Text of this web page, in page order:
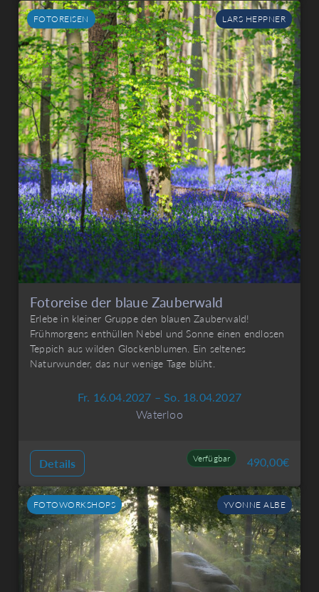
FOTOREISEN LARS HEPPNER
Fotoreise der blaue Zauberwald
Erlebe in kleiner Gruppe den blauen Zauberwald!
Frühmorgens enthüllen Nebel und Sonne einen endlosen
Teppich aus wilden Glockenblumen. Ein seltenes
Naturwunder, das nur wenige Tage blüht.
Fr. 16.04.2027 – So. 18.04.2027
Waterloo
Details Verfügbar 490,00€
FOTOWORKSHOPS YVONNE ALBE